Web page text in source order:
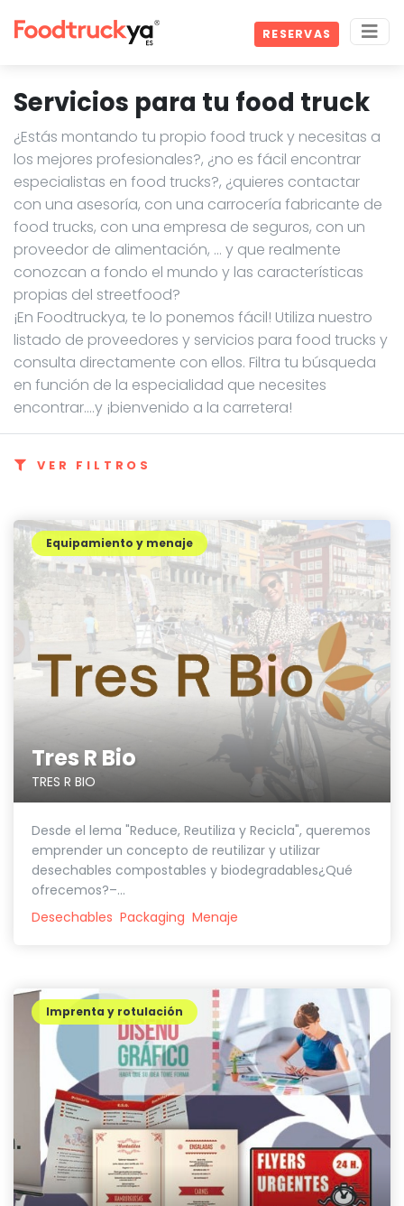
RESERVAS
Servicios para tu food truck
¿Estás montando tu propio food truck y necesitas a
los mejores profesionales?, ¿no es fácil encontrar
especialistas en food trucks?, ¿quieres contactar
con una asesoría, con una carrocería fabricante de
food trucks, con una empresa de seguros, con un
proveedor de alimentación, … y que realmente
conozcan a fondo el mundo y las características
propias del streetfood?
¡En Foodtruckya, te lo ponemos fácil! Utiliza nuestro
listado de proveedores y servicios para food trucks y
consulta directamente con ellos. Filtra tu búsqueda
en función de la especialidad que necesites
encontrar....y ¡bienvenido a la carretera!
VER FILTROS
Tres R Bio
TRES R BIO
Equipamiento y menaje
Desde el lema "Reduce, Reutiliza y Recicla", queremos
emprender un concepto de reutilizar y utilizar
desechables compostables y biodegradables¿Qué
ofrecemos?–...
Desechables Packaging Menaje
Imprenta y rotulación